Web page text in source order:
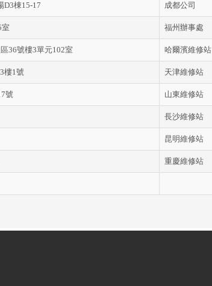
D3棟15-17 成都公司
福州辦事處
36號樓3單元102室 哈爾濱維修站
樓1號 天津維修站
號 山東維修站
長沙維修站
昆明維修站
重慶維修站